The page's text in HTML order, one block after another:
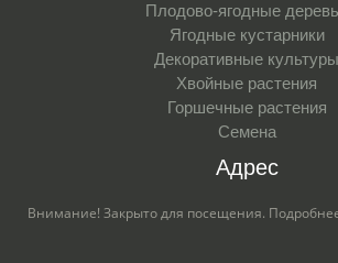
Плодово-ягодные
Ягодные кустарники
Декоративные культуры
Хвойные растения
Горшечные растения
Семена
Адрес
Внимание! Закрыто для посещения.